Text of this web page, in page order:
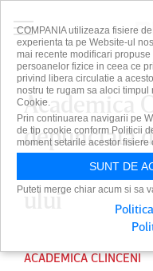
Academica
depunctată
acum
ului
ACADEMICA CLINCENI
COMPANIA utilizeaza fisiere
experienta ta pe Website-ul
mai recente modificari
persoanelor fizice in ceea ce
privind libera circulatie a
nostru te rugam sa aloci
Cookie.
Prin continuarea navigarii pe
de tip cookie conform Politicii
moment setarile acestor
SUNT DE
Puteti merge chiar acum si sa